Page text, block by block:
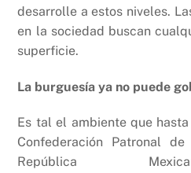
desarrolle a estos niveles.
en la sociedad buscan
superficie.
La burguesía ya no puede
Es tal el ambiente que
Confederación Patronal
República